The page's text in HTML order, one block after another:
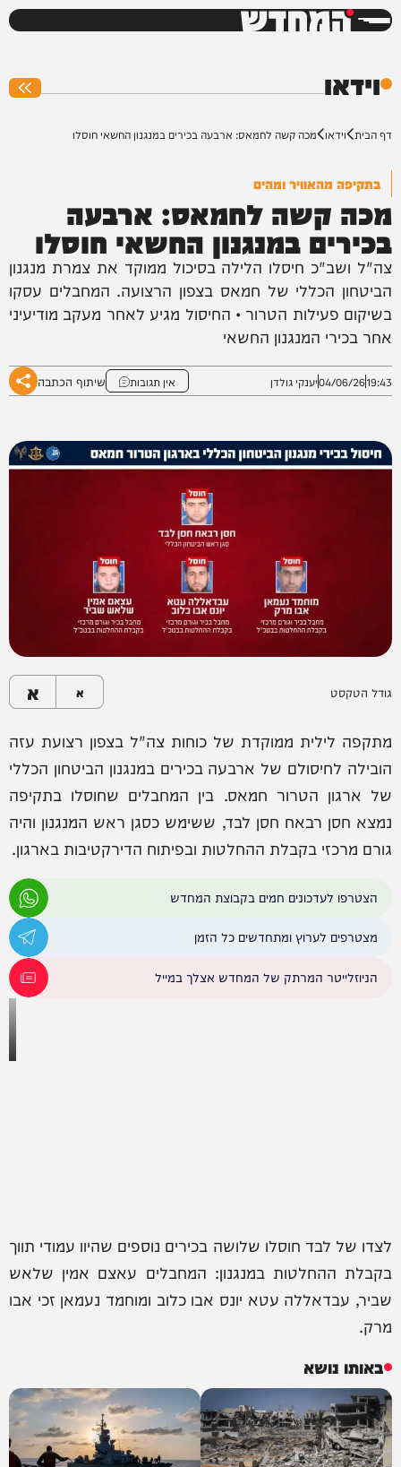
המחדש
וידאו
דף הבית וידאו מכה קשה לחמאס: ארבעה בכירים במנגנון החשאי חוסלו
בתקיפה מהאוויר ומהים
מכה קשה לחמאס: ארבעה
בכירים במנגנון החשאי חוסלו
צה"ל ושב"כ חיסלו הלילה בסיכול ממוקד את צמרת מנגנון
הביטחון הכללי של חמאס בצפון הרצועה. המחבלים עסקו
בשיקום פעילות הטרור • החיסול מגיע לאחר מעקב מודיעיני
אחר בכירי המנגנון החשאי
19:43
04/06/26יענקי גולדן אין תגובות שיתוף הכתבה
גודל הטקסט א א
מתקפה לילית ממוקדת של כוחות צה"ל בצפון רצועת עזה
הובילה לחיסולם של ארבעה בכירים במנגנון הביטחון הכללי
של ארגון הטרור חמאס. בין המחבלים שחוסלו בתקיפה
נמצא חסן רבאח חסן לבד, ששימש כסגן ראש המנגנון והיה
גורם מרכזי בקבלת ההחלטות ובפיתוח הדירקטיבות בארגון.
הצטרפו לעדכונים חמים בקבוצת המחדש
מצטרפים לערוץ ומתחדשים כל הזמן
הניוזלייטר המרתק של המחדש אצלך במייל
לצדו של לבד חוסלו שלושה בכירים נוספים שהיוו עמודי תווך
בקבלת ההחלטות במנגנון: המחבלים עאצם אמין שלאש
שביר, עבדאללה עטא יונס אבו כלוב ומוחמד נעמאן זכי אבו
מרק.
באותו נושא